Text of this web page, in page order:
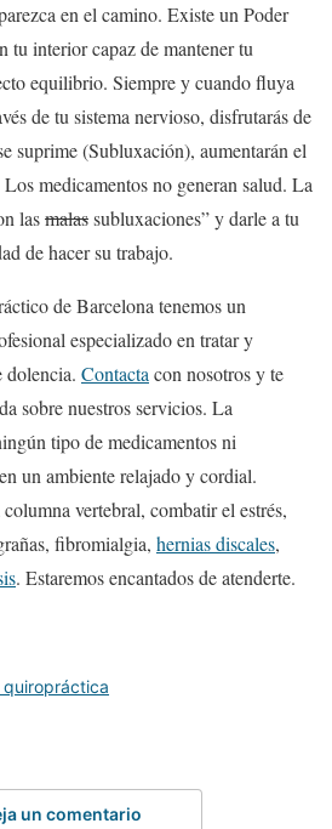
en el camino. Existe un Poder
tu interior capaz de mantener tu
equilibrio. Siempre y cuando fluya
de tu sistema nervioso, disfrutarás de
suprime (Subluxación), aumentarán el
medicamentos no generan salud. La
lasmalassubluxaciones” y darle a tu
de hacer su trabajo.
de Barcelona tenemos un
especializado en tratar y
dolencia. Contacta con nosotros y te
sobre nuestros servicios. La
tipo de medicamentos ni
un ambiente relajado y cordial.
vertebral, combatir el estrés,
fibromialgia, hernias discales,
. Estaremos encantados de atenderte.
un comentario